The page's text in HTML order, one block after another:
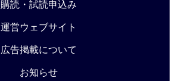
購読・試読申込み
運営ウェブサイト
広告掲載について
お知らせ